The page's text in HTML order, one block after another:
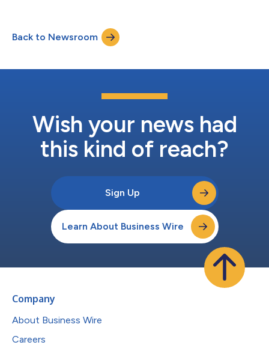
führt eine Reihe von KI-gesteuerten Tools ein, um die Wirkung
des Video Contents weiter zu steigern und gleichzeitig auch die
Unternehmensproduktivität zu verbessern. Di...
Back to Newsroom
Wish your news had
this kind of reach?
Sign Up
Learn About Business Wire
Company
About Business Wire
Careers